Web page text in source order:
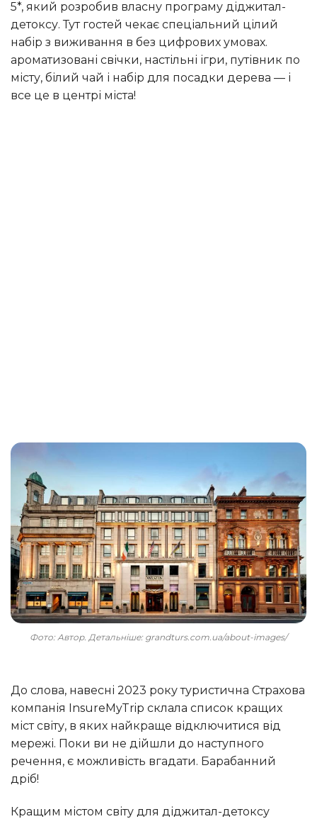
5*, який розробив власну програму діджитал-
детоксу. Тут гостей чекає спеціальний цілий
набір з виживання в без цифрових умовах.
ароматизовані свічки, настільні ігри, путівник по
місту, білий чай і набір для посадки дерева — і
все це в центрі міста!
Фото: Автор. Детальніше: grandturs.com.ua/about-images/
До слова, навесні 2023 року туристична Страхова
компанія InsureMyTrip склала список кращих
міст світу, в яких найкраще відключитися від
мережі. Поки ви не дійшли до наступного
речення, є можливість вгадати. Барабанний
дріб!
Кращим містом світу для діджитал-детоксу